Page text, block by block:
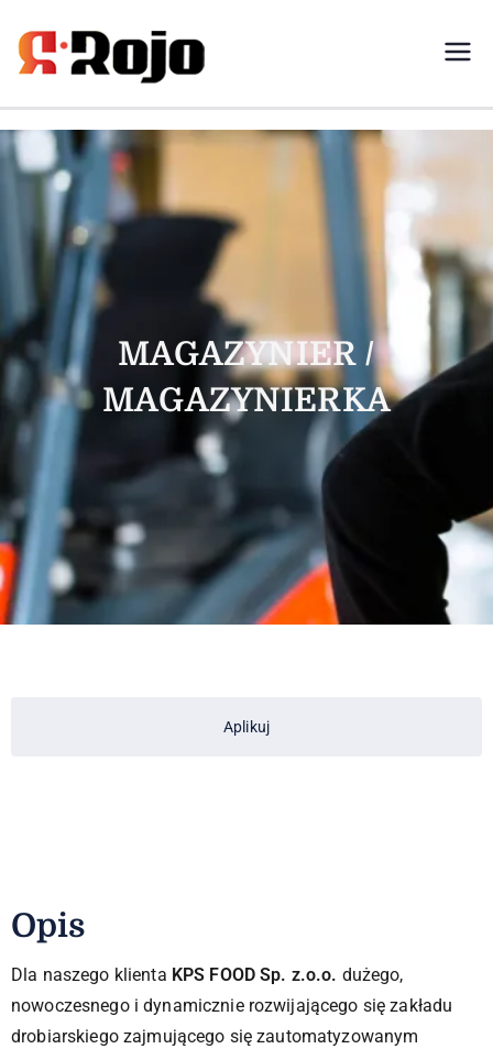
Rojo- agencja pracy świadczymy
rekrutacji między pracodawcą a
MAGAZYNIER /
MAGAZYNIERKA
Aplikuj
Opis
Dla naszego klienta KPS FOOD Sp. z.o.o. dużego,
nowoczesnego i dynamicznie rozwijającego się zakładu
drobiarskiego zajmującego się zautomatyzowanym